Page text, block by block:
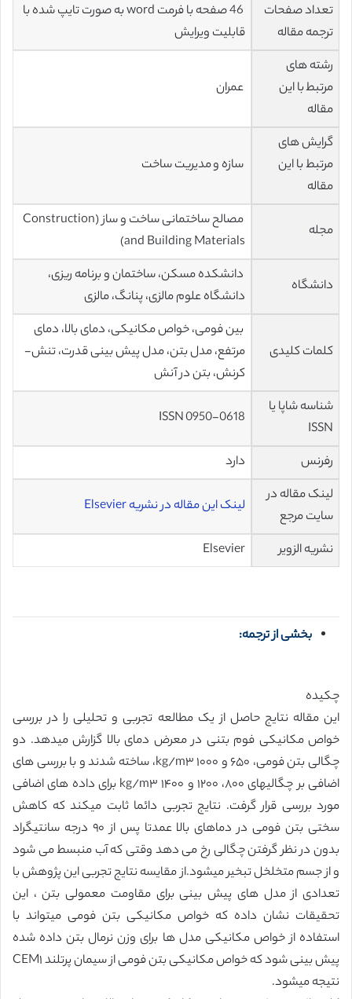
تعداد صفحات
ترجمه مقاله
46 صفحه با فرمت word به صورت تایپ شده با
قابلیت ویرایش
رشته های
مرتبط با این
مقاله
عمران
گرایش های
مرتبط با این
مقاله
سازه و مدیریت ساخت
مجله
مصالح ساختمانی ساخت و ساز (Construction
and Building Materials)
دانشگاه
دانشکده مسکن، ساختمان و برنامه ریزی،
دانشگاه علوم مالزی، پنانگ، مالزی
کلمات کلیدی
بین فومی، خواص مکانیکی، دمای بالا، دمای
مرتفع، مدل بتن، مدل پیش بینی قدرت، تنش-
کرنش، بتن در آنش
شناسه شاپا یا
ISSN
ISSN 0950-0618
رفرنس
دارد
لینک مقاله در
سایت مرجع
لینک این مقاله در نشریه Elsevier
نشریه الزویر Elsevier
بخشی از ترجمه:
چکیده
این مقاله نتایج حاصل از یک مطالعه تجربی و تحلیلی را در بررسی
خواص مکانیکی فوم بتنی در معرض دمای بالا گزارش میدهد. دو
چگالی بتن فومی، ۶۵٠ و ١٠٠٠ kg/m٣، ساخته شدند و با بررسی های
اضافی بر چگالیهای ٨٠٠، ١٢٠٠ و ١۴٠٠ kg/m٣ برای داده های اضافی
مورد بررسی قرار گرفت. نتایج تجربی دائما ثابت میکند که کاهش
سختی بتن فومی در دماهای بالا عمدتا پس از ٩٠ درجه سانتیگراد
بدون در نظر گرفتن چگالی رخ می دهد وقتی که آب منبسط می شود
و از جسم متخلخل تبخیر میشود.از مقایسه نتایج تجربی این پژوهش با
تعدادی از مدل های پیش بینی برای مقاومت معمولی بتن ، این
تحقیقات نشان داده که خواص مکانیکی بتن فومی میتواند با
استفاده از خواص مکانیکی مدل ها برای وزن نرمال بتن داده شده
پیش بینی شود که خواص مکانیکی بتن فومی از سیمان پرتلند CEM١
نتیجه میشود.